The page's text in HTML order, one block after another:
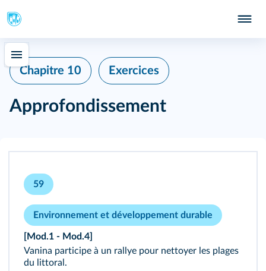
Chapitre 10 Exercices
Approfondissement
59
Environnement et développement durable
[Mod.1 - Mod.4]
Vanina participe à un rallye pour nettoyer les plages
du littoral.